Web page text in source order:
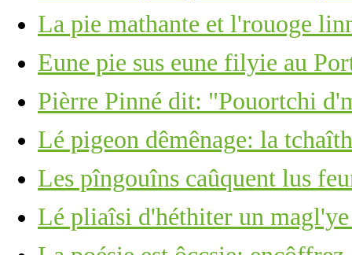
La pie mathante et l'rouoge
Eune pie sus eune filyie au
Pièrre Pinné dit: "Pouortchi
Lé pigeon dêmênage: la
Les pîngouîns caûquent lus
Lé pliaîsi d'héthiter un